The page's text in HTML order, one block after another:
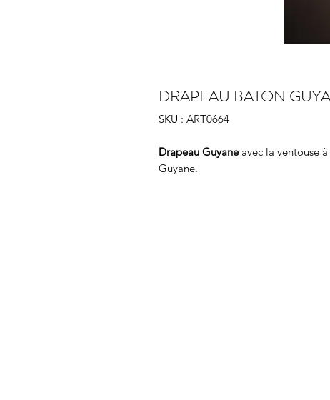
DRAPEAU BATON
SKU : ART0664
Drapeau Guyaneavec la ventouse
Guyane.